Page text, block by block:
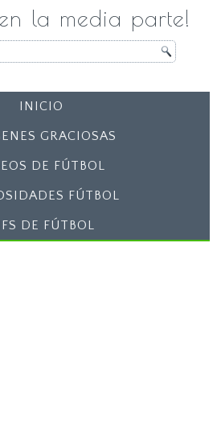
la media parte!
INICIO
GRACIOSAS
DE FÚTBOL
FÚTBOL
DE FÚTBOL